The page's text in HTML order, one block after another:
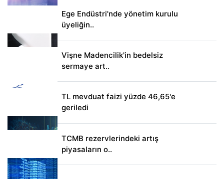
Ege Endüstri'nde yönetim kurulu
üyeliğin..
Vişne Madencilik'in bedelsiz
sermaye art..
TL mevduat faizi yüzde 46,65'e
geriledi
TCMB rezervlerindeki artış
piyasaların o..